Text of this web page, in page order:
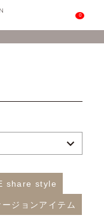
0
share style
ージョンアイテム